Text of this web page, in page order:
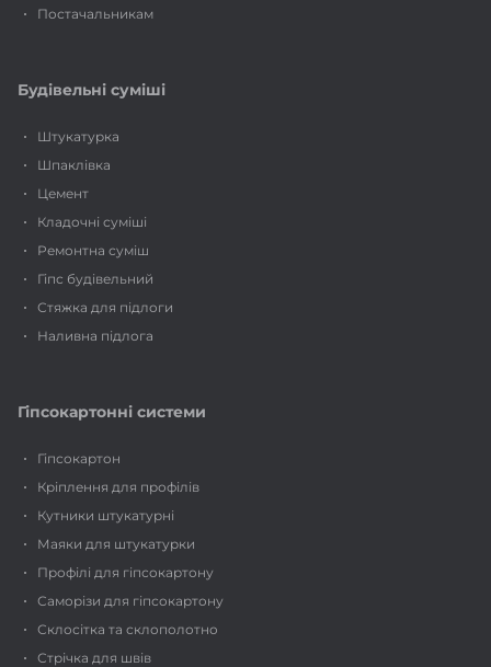
Постачальникам
Будівельні суміші
Штукатурка
Шпаклівка
Цемент
Кладочні суміші
Ремонтна суміш
Гіпс будівельний
Стяжка для підлоги
Наливна підлога
Гіпсокартонні системи
Гіпсокартон
Кріплення для профілів
Кутники штукатурні
Маяки для штукатурки
Профілі для гіпсокартону
Саморізи для гіпсокартону
Склосітка та склополотно
Стрічка для швів